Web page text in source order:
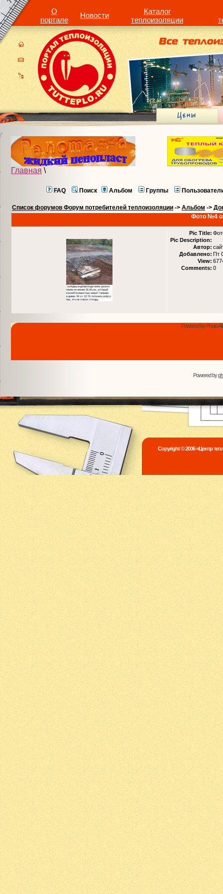
О
портале
Новости
Каталог
теплоизоляции
Главная \
FAQ Поиск Альбом Группы
Список форумов Форум потребителей теплоизоляции -> Альбом ->
Фото №4
Pic Title:
Pic Description:
Автор:
Добавлено: Пт
View:
Comments: 0
Powered by Photo
Powered by
Copyright © 2006 «Центр